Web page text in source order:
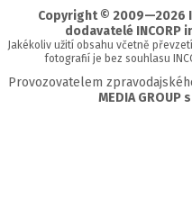
Copyright © 2009—2026
dodavatelé INCORP
Jakékoliv užití obsahu včetně
fotografií je bez souhlasu
Provozovatelem
MEDIA GROUP